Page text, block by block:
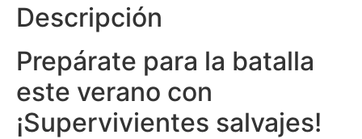
Descripción
Prepárate para la batalla
este verano con
¡Supervivientes salvajes!